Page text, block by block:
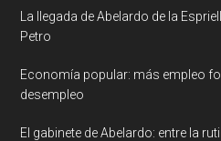
La llegada de Abelardo de la
Petro
Economía popular: más empleo
desempleo
El gabinete de Abelardo: entre la